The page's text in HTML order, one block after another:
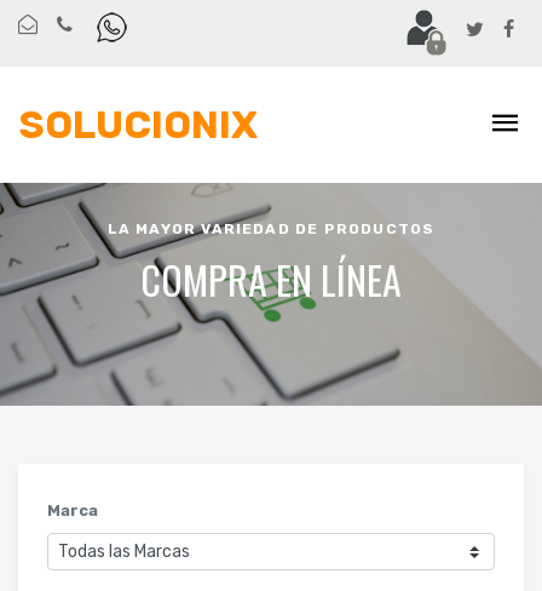
SOLUCIONIX
LA MAYOR VARIEDAD DE PRODUCTOS
COMPRA EN LÍNEA
Marca